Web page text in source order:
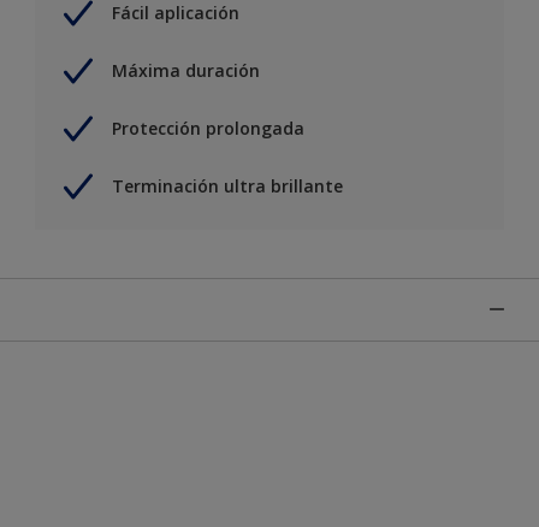
Fácil aplicación
Máxima duración
Protección prolongada
Terminación ultra brillante